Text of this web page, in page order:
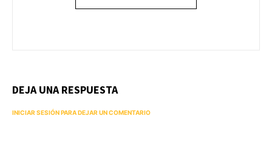
DEJA UNA RESPUESTA
INICIAR SESIÓN PARA DEJAR UN COMENTARIO